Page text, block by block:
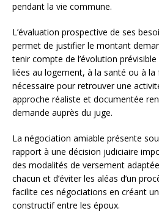
pendant la vie commune.
L’évaluation prospective de ses
permet de justifier le montant
tenir compte de l’évolution
liées au logement, à la santé ou à
nécessaire pour retrouver une
approche réaliste et documentée
demande auprès du juge.
La négociation amiable présente
rapport à une décision judiciaire
des modalités de versement
chacun et d’éviter les aléas d’un
facilite ces négociations en créant
constructif entre les époux.